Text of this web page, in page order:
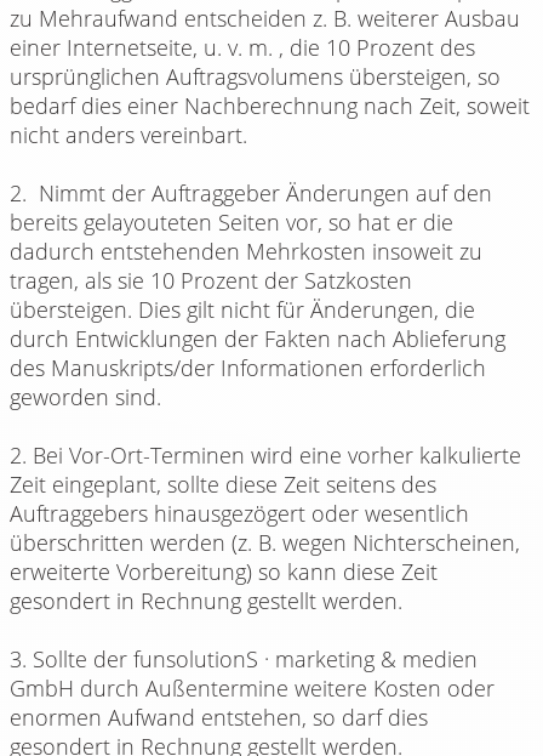
zu Mehraufwand entscheiden z. B. weiterer Ausbau
einer Internetseite, u. v. m. , die 10 Prozent des
ursprünglichen Auftragsvolumens übersteigen, so
bedarf dies einer Nachberechnung nach Zeit, soweit
nicht anders vereinbart.
2. Nimmt der Auftraggeber Änderungen auf den
bereits gelayouteten Seiten vor, so hat er die
dadurch entstehenden Mehrkosten insoweit zu
tragen, als sie 10 Prozent der Satzkosten
übersteigen. Dies gilt nicht für Änderungen, die
durch Entwicklungen der Fakten nach Ablieferung
des Manuskripts/der Informationen erforderlich
geworden sind.
2. Bei Vor-Ort-Terminen wird eine vorher kalkulierte
Zeit eingeplant, sollte diese Zeit seitens des
Auftraggebers hinausgezögert oder wesentlich
überschritten werden (z. B. wegen Nichterscheinen,
erweiterte Vorbereitung) so kann diese Zeit
gesondert in Rechnung gestellt werden.
3. Sollte der funsolutionS · marketing & medien
GmbH durch Außentermine weitere Kosten oder
enormen Aufwand entstehen, so darf dies
gesondert in Rechnung gestellt werden.